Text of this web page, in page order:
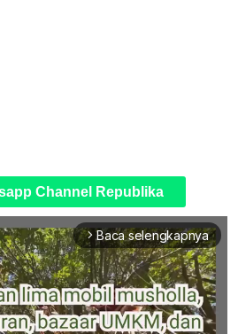
Channel Republika
arrow_forward_ios Baca selengkapnya